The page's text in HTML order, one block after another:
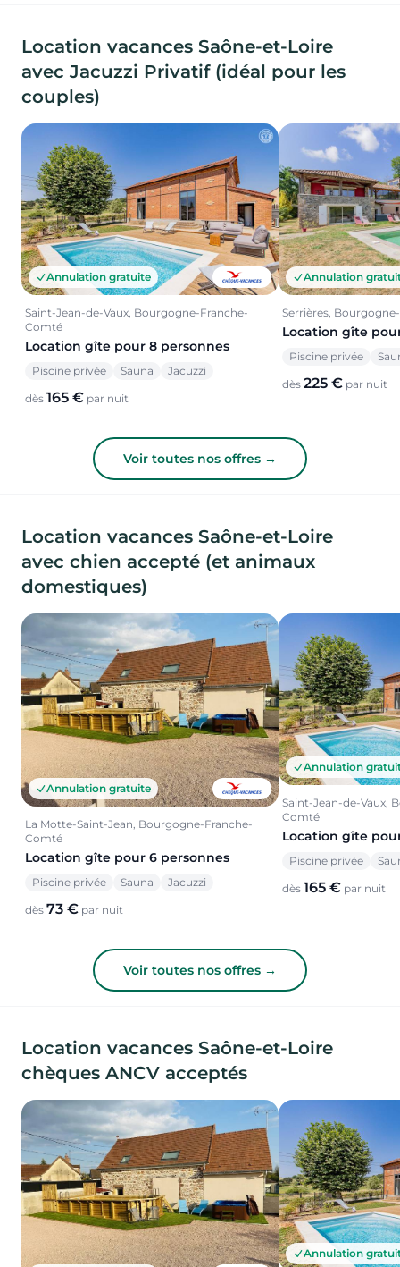
Location vacances Saône-et-Loire
avec Jacuzzi Privatif (idéal pour les
couples)
Annulation gratuite
Saint-Jean-de-Vaux, Bourgogne-Franche-
Comté
Location gîte pour 8 personnes
Piscine privée Sauna Jacuzzi
dès 165 € par nuit
Annulation
Serrières,
Location gîte
Piscine privée
dès 225 € par nuit
Voir toutes nos offres →
Location vacances Saône-et-Loire
avec chien accepté (et animaux
domestiques)
Annulation gratuite
La Motte-Saint-Jean, Bourgogne-Franche-
Comté
Location gîte pour 6 personnes
Piscine privée Sauna Jacuzzi
dès 73 € par nuit
Annulation
Saint-Jean-de-Vaux,
Comté
Location gîte
Piscine privée
dès 165 € par nuit
Voir toutes nos offres →
Location vacances Saône-et-Loire
chèques ANCV acceptés
Annulation